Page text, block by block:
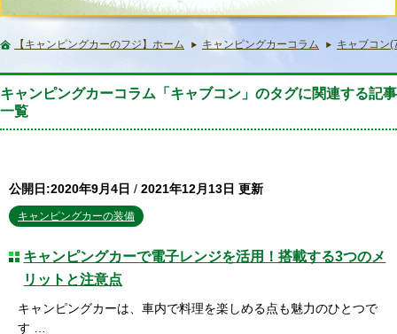
【キャンピングカーのフジ】ホーム キャンピングカーコラム キャブコン
キャンピングカーコラム「キャブコン」のタグに関連する記事
一覧
公開日:2020年9月4日 / 2021年12月13日 更新
キャンピングカーの装備
キャンピングカーで電子レンジを活用！搭載する3つのメ
リットと注意点
キャンピングカーは、車内で料理を楽しめる点も魅力のひとつで
す …